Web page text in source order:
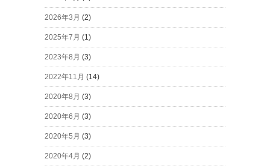
2026年3月 (2)
2025年7月 (1)
2023年8月 (3)
2022年11月 (14)
2020年8月 (3)
2020年6月 (3)
2020年5月 (3)
2020年4月 (2)